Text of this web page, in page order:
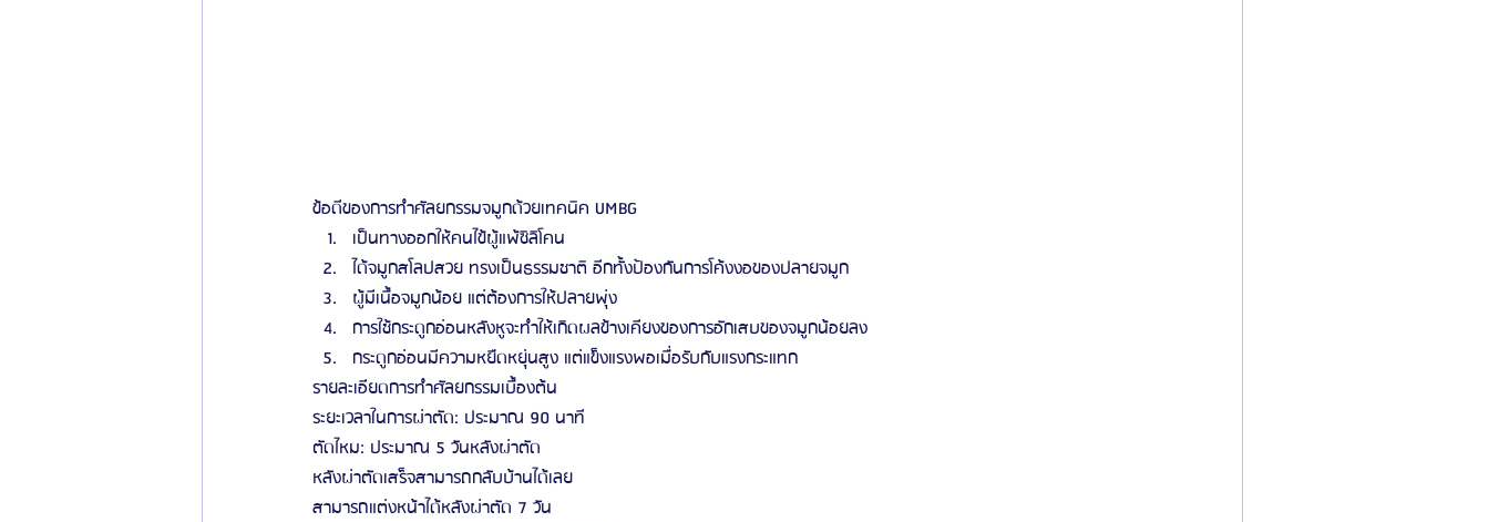
ข้อดีของการทำศัลยกรรมจมูกด้วยเทคนิค UMBG
เป็นทางออกให้คนไข้ผู้แพ้ซิลิโคน
ได้จมูกสโลปสวย ทรงเป็นธรรมชาติ อีกทั้งป้องกันการโค้งงอของปลายจมูก
ผู้มีเนื้อจมูกน้อย แต่ต้องการให้ปลายพุ่ง
การใช้กระดูกอ่อนหลังหูจะทำให้เกิดผลข้างเคียงของการอักเสบของจมูกน้อยลง
กระดูกอ่อนมีความหยืดหยุ่นสูง แต่แข็งแรงพอเมื่อรับกับแรงกระแทก
รายละเอียดการทำศัลยกรรมเบื้องต้น
ระยะเวลาในการผ่าตัด: ประมาณ 90 นาที
ตัดไหม: ประมาณ 5 วันหลังผ่าตัด
หลังผ่าตัดเสร็จสามารถกลับบ้านได้เลย
สามารถแต่งหน้าได้หลังผ่าตัด 7 วัน